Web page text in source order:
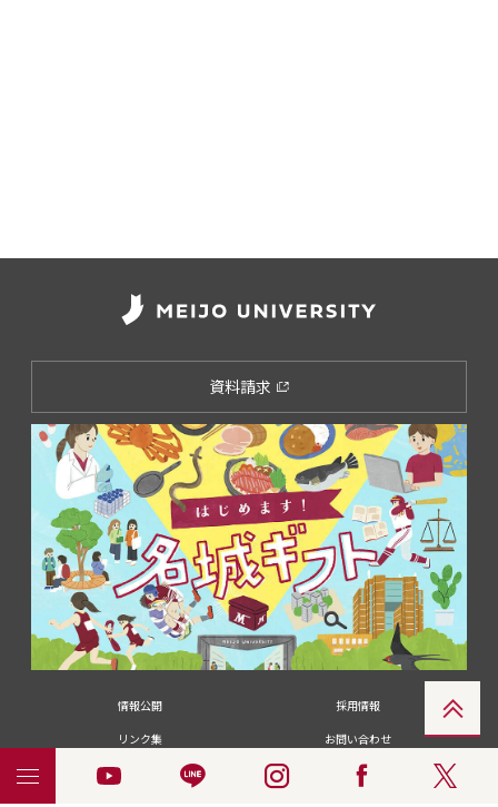
資料請求
情報公開
採用情報
リンク集
お問い合わせ
メディアの皆さま
卒業生の皆さま